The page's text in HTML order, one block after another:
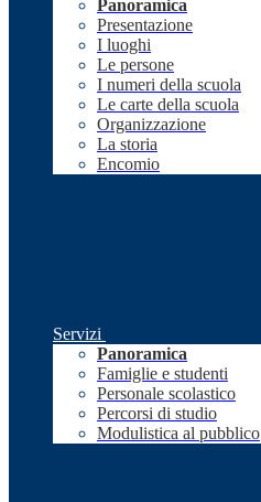
Panoramica
Presentazione
I luoghi
Le persone
I numeri della scuola
Le carte della scuola
Organizzazione
La storia
Encomio
Servizi
Panoramica
Famiglie e studenti
Personale scolastico
Percorsi di studio
Modulistica al pubblico